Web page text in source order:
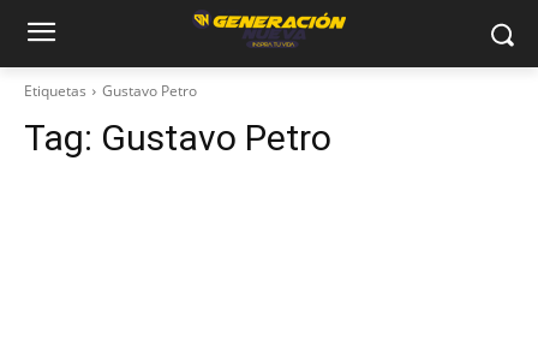
Etiquetas Gustavo Petro
Tag: Gustavo Petro